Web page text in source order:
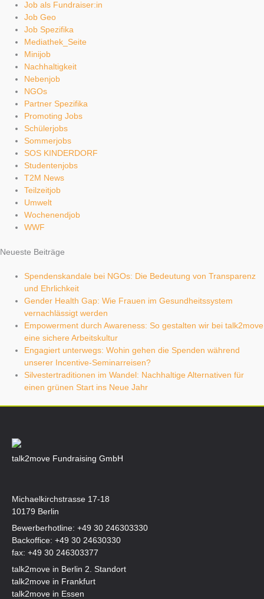
Job als Fundraiser:in
Job Geo
Job Spezifika
Mediathek_Seite
Minijob
Nachhaltigkeit
Nebenjob
NGOs
Partner Spezifika
Promoting Jobs
Schülerjobs
Sommerjobs
SOS KINDERDORF
Studentenjobs
T2M News
Teilzeitjob
Umwelt
Wochenendjob
WWF
Neueste Beiträge
Spendenskandale bei NGOs: Die Bedeutung von Transparenz
und Ehrlichkeit
Gender Health Gap: Wie Frauen im Gesundheitssystem
vernachlässigt werden
Empowerment durch Awareness: So gestalten wir bei talk2move
eine sichere Arbeitskultur
Engagiert unterwegs: Wohin gehen die Spenden während
unserer Incentive-Seminarreisen?
Silvestertraditionen im Wandel: Nachhaltige Alternativen für
einen grünen Start ins Neue Jahr
talk2move Fundraising GmbH
Michaelkirchstrasse 17-18
10179 Berlin
Bewerberhotline: +49 30 246303330
Backoffice: +49 30 24630330
fax: +49 30 246303377
talk2move in Berlin 2. Standort
talk2move in Frankfurt
talk2move in Essen